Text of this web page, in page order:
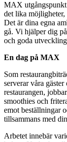
MAX utgångspunkt
det lika möjligheter,
Det är dina egna
gå. Vi hjälper dig
och goda
En dag på MAX
Som
serverar våra
restaurangen,
smoothies och
emot beställningar
tillsammans med
Arbetet innebär